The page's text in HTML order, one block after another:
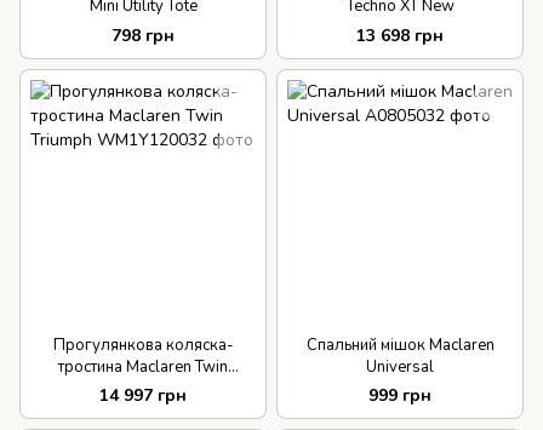
Mini Utility Tote
798 грн
Techno XT New
13 698 грн
Прогулянкова коляска-
тростина Maclaren Twin
Triumph
14 997 грн
Спальний мішок Maclaren
Universal
999 грн